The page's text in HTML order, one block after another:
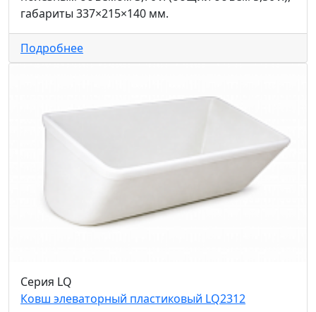
габариты 337×215×140 мм.
Подробнее
Серия LQ
Ковш элеваторный пластиковый LQ2312